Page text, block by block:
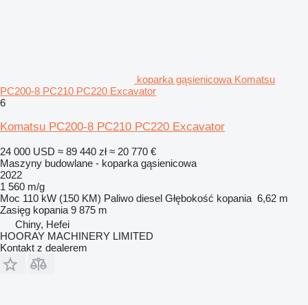
koparka gąsienicowa Komatsu
PC200-8 PC210 PC220 Excavator
6
Komatsu PC200-8 PC210 PC220 Excavator
24 000 USD ≈ 89 440 zł ≈ 20 770 €
Maszyny budowlane - koparka gąsienicowa
2022
1 560 m/g
Moc 110 kW (150 KM) Paliwo diesel Głębokość kopania 6,62 m
Zasięg kopania 9 875 m
Chiny, Hefei
HOORAY MACHINERY LIMITED
Kontakt z dealerem